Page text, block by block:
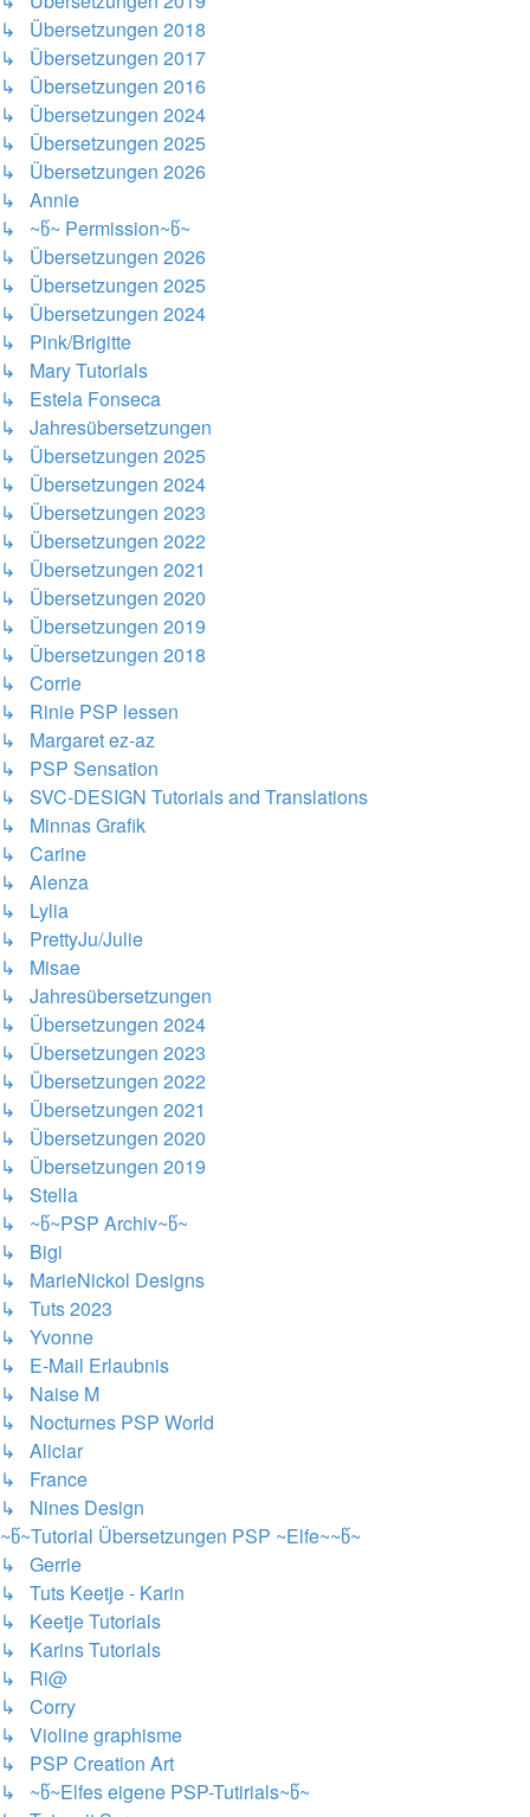
↳ Übersetzungen 2018
↳ Übersetzungen 2017
↳ Übersetzungen 2016
↳ Übersetzungen 2024
↳ Übersetzungen 2025
↳ Übersetzungen 2026
↳ Annie
↳ ~წ~ Permission~წ~
↳ Übersetzungen 2026
↳ Übersetzungen 2025
↳ Übersetzungen 2024
↳ Pink/Brigitte
↳ Mary Tutorials
↳ Estela Fonseca
↳ Jahresübersetzungen
↳ Übersetzungen 2025
↳ Übersetzungen 2024
↳ Übersetzungen 2023
↳ Übersetzungen 2022
↳ Übersetzungen 2021
↳ Übersetzungen 2020
↳ Übersetzungen 2019
↳ Übersetzungen 2018
↳ Corrie
↳ Rinie PSP lessen
↳ Margaret ez-az
↳ PSP Sensation
↳ SVC-DESIGN Tutorials and Translations
↳ Minnas Grafik
↳ Carine
↳ Alenza
↳ Lylia
↳ PrettyJu/Julie
↳ Misae
↳ Jahresübersetzungen
↳ Übersetzungen 2024
↳ Übersetzungen 2023
↳ Übersetzungen 2022
↳ Übersetzungen 2021
↳ Übersetzungen 2020
↳ Übersetzungen 2019
↳ Stella
↳ ~წ~PSP Archiv~წ~
↳ Bigi
↳ MarieNickol Designs
↳ Tuts 2023
↳ Yvonne
↳ E-Mail Erlaubnis
↳ Naise M
↳ Nocturnes PSP World
↳ Aliciar
↳ France
↳ Nines Design
~წ~Tutorial Übersetzungen PSP ~Elfe~~წ~
↳ Gerrie
↳ Tuts Keetje - Karin
↳ Keetje Tutorials
↳ Karins Tutorials
↳ Ri@
↳ Corry
↳ Violine graphisme
↳ PSP Creation Art
↳ ~წ~Elfes eigene PSP-Tutirials~წ~